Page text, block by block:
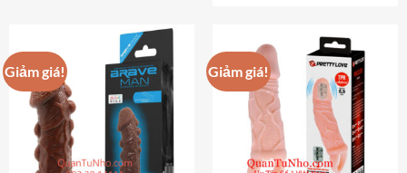
nhiều
biến
thể.
Các
tùy
chọn
Giảm giá! Giảm giá!